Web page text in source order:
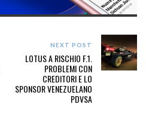
NEXT POST
LOTUS A RISCHIO F.1.
PROBLEMI CON
CREDITORI E LO
SPONSOR VENEZUELANO
PDVSA